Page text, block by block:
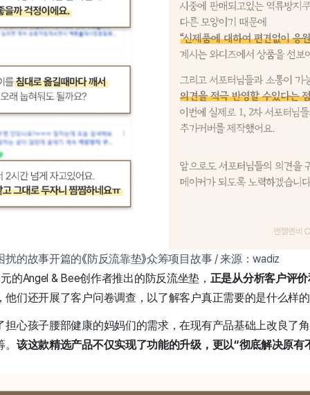
的故事开篇的《防反流靠垫》众筹项目故事 / 来源：wadiz
的Angel & Bee创作者推出的防反流坐垫， 正是从分析客户评
他们还开展了客户问卷调查，以了解客户真正需要的是什么样
担心孩子腰部健康的妈妈们的需求，在现有产品基础上改良了
该这款精选产品不仅实现了功能的升级，更以“彻底解决原有